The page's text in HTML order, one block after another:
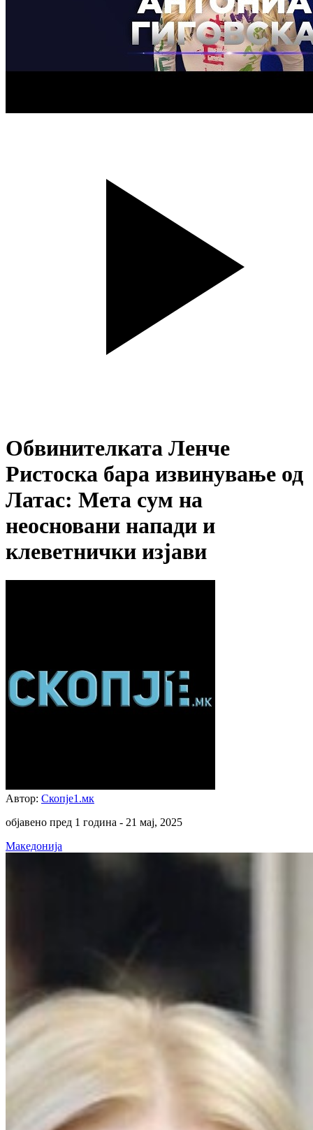
Обвинителката Ленче
Ристоска бара извинување од
Латас: Мета сум на
неосновани напади и
клеветнички изјави
Автор: Скопје1.мк
објавено пред 1 година - 21 мај, 2025
Македонија